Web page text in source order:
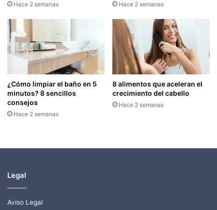
Hace 2 semanas Hace 2 semanas
¿Cómo limpiar el baño en 5
minutos? 8 sencillos
consejos
Hace 2 semanas
8 alimentos que aceleran el
crecimiento del cabello
Hace 2 semanas
Legal
Aviso Legal